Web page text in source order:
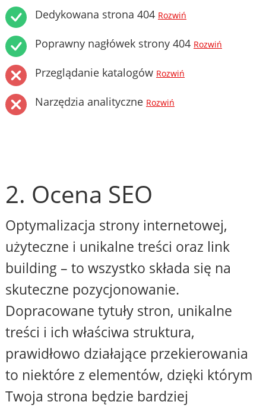
Dedykowana strona 404 Rozwiń
Poprawny nagłówek strony 404 Rozwiń
Przeglądanie katalogów Rozwiń
Narzędzia analityczne Rozwiń
2. Ocena SEO
Optymalizacja strony internetowej,
użyteczne i unikalne treści oraz link
building – to wszystko składa się na
skuteczne pozycjonowanie.
Dopracowane tytuły stron, unikalne
treści i ich właściwa struktura,
prawidłowo działające przekierowania
to niektóre z elementów, dzięki którym
Twoja strona będzie bardziej